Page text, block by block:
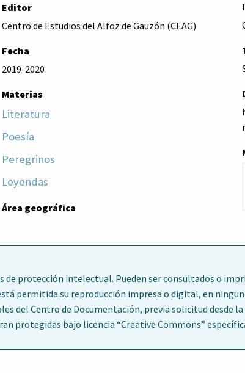
Editor
Centro de Estudios del Alfoz de Gauzón (CEAG)
Fecha
2019-2020
Materias
Literatura
Poesía
Peregrinos
Leyendas
Área geográfica
de protección intelectual. Pueden ser consultados o
permitida su reproducción impresa o digital, en
del Centro de Documentación, previa solicitud desde
protegidas bajo licencia “Creative Commons”